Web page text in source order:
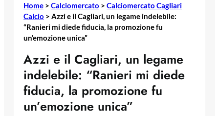
Home > Calciomercato > Calciomercato Cagliari
Calcio > Azzi e il Cagliari, un legame indelebile:
“Ranieri mi diede fiducia, la promozione fu
un’emozione unica”
Azzi e il Cagliari, un legame
indelebile: “Ranieri mi diede
fiducia, la promozione fu
un’emozione unica”